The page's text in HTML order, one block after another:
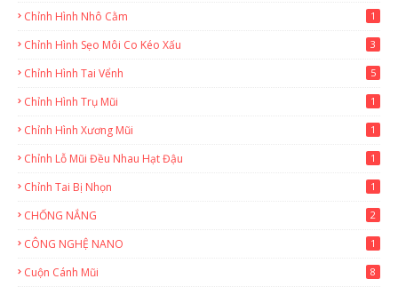
Chỉnh Hình Nhô Cằm 1
Chỉnh Hình Sẹo Môi Co Kéo Xấu 3
Chỉnh Hình Tai Vểnh 5
Chỉnh Hình Trụ Mũi 1
Chỉnh Hình Xương Mũi 1
Chỉnh Lỗ Mũi Đều Nhau Hạt Đậu 1
Chỉnh Tai Bị Nhọn 1
CHỐNG NẮNG 2
CÔNG NGHỆ NANO 1
Cuộn Cánh Mũi 8